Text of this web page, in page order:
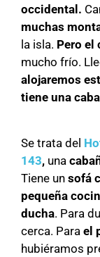
occidental.
muchas
la isla. Pero el
mucho frío.
alojaremos
tiene una
Se trata del
143, una
Tiene un sofá
pequeña
ducha. Para
cerca. Para el
hubiéramos